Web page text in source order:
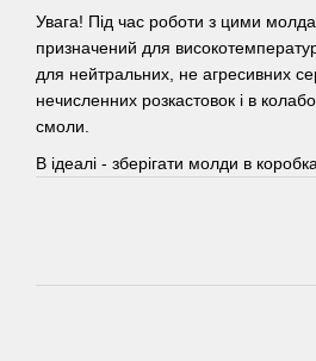
Увага! Під час роботи з цими
призначений для
для нейтральних, не агресивних
нечисленних розкастовок і в
смоли.
В ідеалі - зберігати молди в